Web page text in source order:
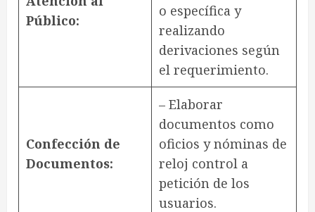
Público:
o específica y
realizando
derivaciones según
el requerimiento.
Confección de
Documentos:
– Elaborar
documentos como
oficios y nóminas de
reloj control a
petición de los
usuarios.